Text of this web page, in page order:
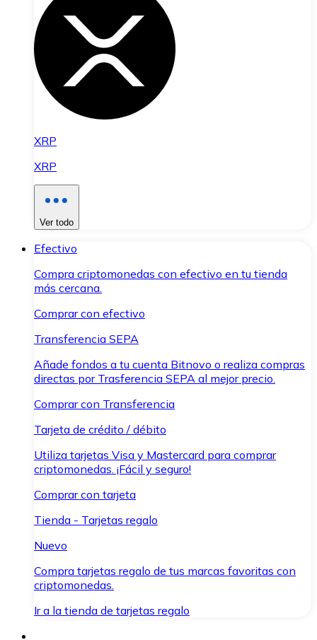
XRP
XRP
Ver todo
Efectivo
Compra criptomonedas con efectivo en tu tienda
más cercana.
Comprar con efectivo
Transferencia SEPA
Añade fondos a tu cuenta Bitnovo o realiza compras
directas por Trasferencia SEPA al mejor precio.
Comprar con Transferencia
Tarjeta de crédito / débito
Utiliza tarjetas Visa y Mastercard para comprar
criptomonedas. ¡Fácil y seguro!
Comprar con tarjeta
Tienda - Tarjetas regalo
Nuevo
Compra tarjetas regalo de tus marcas favoritas con
criptomonedas.
Ir a la tienda de tarjetas regalo